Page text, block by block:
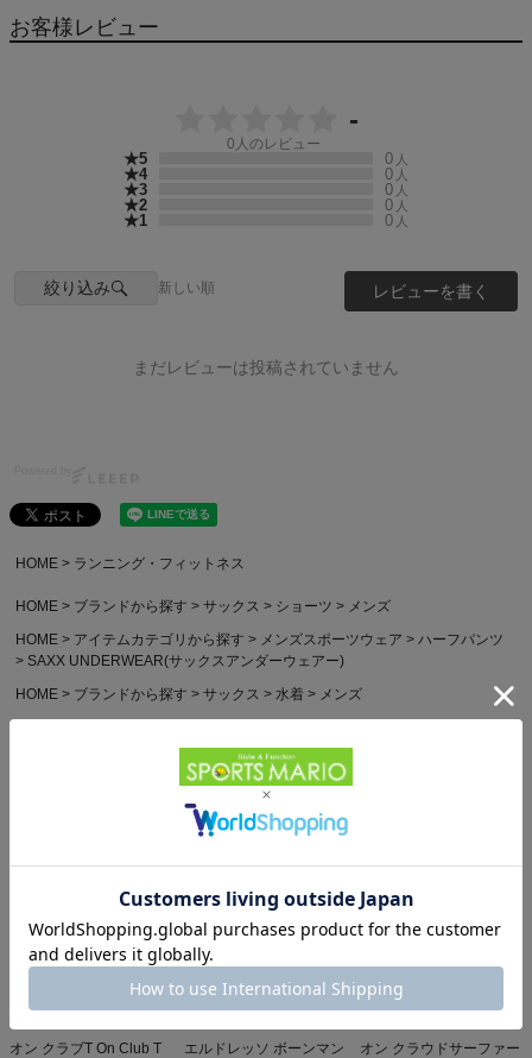
お客様レビュー
-
0 人のレビュー
★5 0 人
★4 0 人
★3 0 人
★2 0 人
★1 0 人
絞り込み 新しい順 レビューを書く
まだレビューは投稿されていません
HOME ランニング・フィットネス
HOME ブランドから探す サックス ショーツ
メンズ
HOME
アイテムカテゴリから探す メンズスポーツウェア
ハーフパンツ
SAXX UNDERWEAR(サックスアンダーウェアー)
HOME
ブランドから探す サックス 水着
メンズ
いち押しブランド、コラボブランド サックス SAXX
他のお客様はこちらの商品も見ています
オン クラブT On Club T
エルドレッソ ボーンマン
オン クラウドサーファー